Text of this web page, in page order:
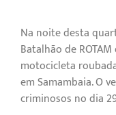
Na noite desta
Batalhão de
motocicleta
em Samambaia. O
criminosos no dia